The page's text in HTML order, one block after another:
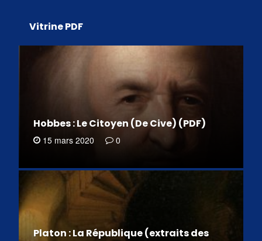
Vitrine PDF
Hobbes : Le Citoyen (De Cive) (PDF)
15 mars 2020 0
Platon : La République (extraits des